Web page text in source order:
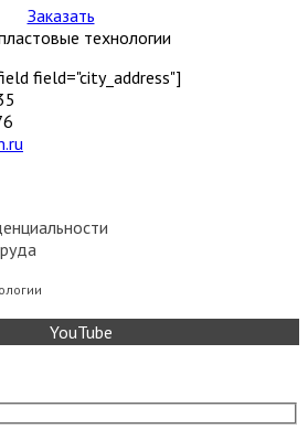
Заказать
технологии
field="city_address"]
YouTube